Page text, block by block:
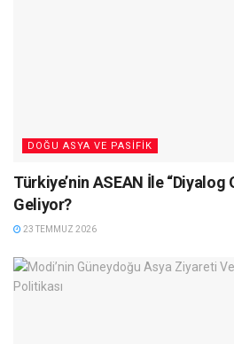
DOĞU ASYA VE PASIFIK
Türkiye’nin ASEAN İle “Diyalog
Geliyor?
23 TEMMUZ 2026